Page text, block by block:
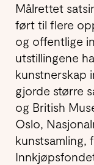
Målrettet
ført til flere
og offentlige
utstillingene
kunstnerskap
gjorde større
og British
Oslo,
kunstsamling,